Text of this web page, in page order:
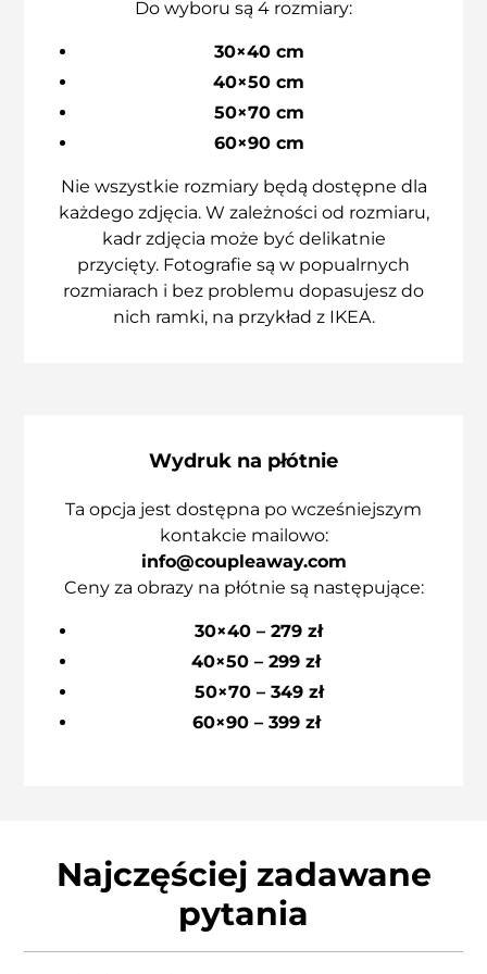
Do wyboru są 4 rozmiary:
30×40 cm
40×50 cm
50×70 cm
60×90 cm
Nie wszystkie rozmiary będą dostępne dla
każdego zdjęcia. W zależności od rozmiaru,
kadr zdjęcia może być delikatnie
przycięty. Fotografie są w popualrnych
rozmiarach i bez problemu dopasujesz do
nich ramki, na przykład z IKEA.
Wydruk na płótnie
Ta opcja jest dostępna po wcześniejszym
kontakcie mailowo:
info@coupleaway.com
Ceny za obrazy na płótnie są następujące:
30×40 – 279 zł
40×50 – 299 zł
50×70 – 349 zł
60×90 – 399 zł
Najczęściej zadawane
pytania